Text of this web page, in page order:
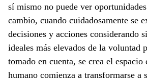
sí mismo no puede ver
cambio, cuando cuidadosamente se
decisiones y acciones considerando
ideales más elevados de la voluntad
tomado en cuenta, se crea el espacio
humano comienza a transformarse a